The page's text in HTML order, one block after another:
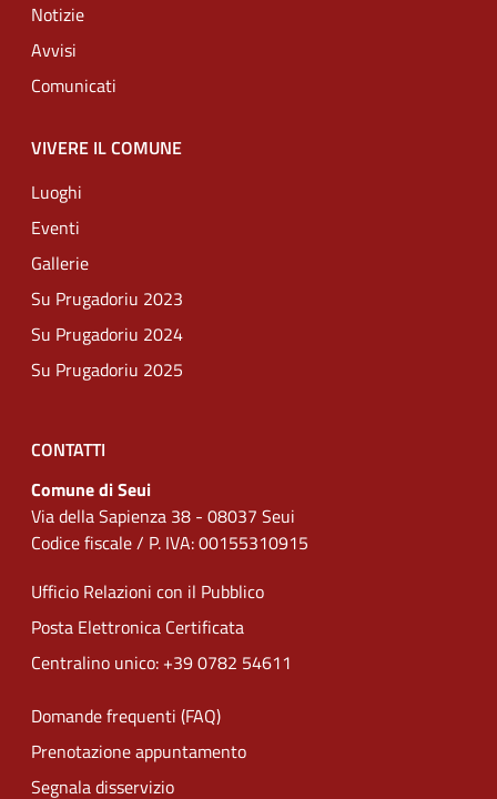
Notizie
Avvisi
Comunicati
VIVERE IL COMUNE
Luoghi
Eventi
Gallerie
Su Prugadoriu 2023
Su Prugadoriu 2024
Su Prugadoriu 2025
CONTATTI
Comune di Seui
Via della Sapienza 38 - 08037 Seui
Codice fiscale / P. IVA: 00155310915
Ufficio Relazioni con il Pubblico
Posta Elettronica Certificata
Centralino unico: +39 0782 54611
Domande frequenti (FAQ)
Prenotazione appuntamento
Segnala disservizio